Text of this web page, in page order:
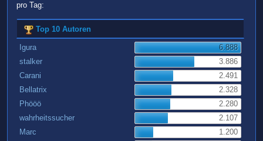
pro Tag:
Top 10 Autoren
Igura
6.888
stalker
3.886
Carani
2.491
Bellatrix
2.328
Phööö
2.280
wahrheitssucher
2.107
Marc
1.200